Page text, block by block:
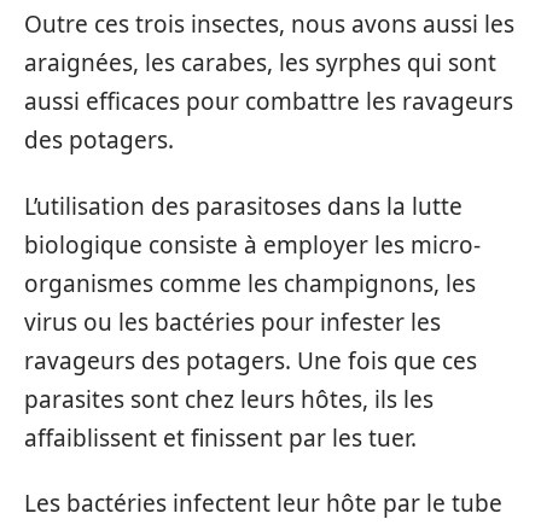
Outre ces trois insectes, nous avons aussi les
araignées, les carabes, les syrphes qui sont
aussi efficaces pour combattre les ravageurs
des potagers.
L’utilisation des parasitoses dans la lutte
biologique consiste à employer les micro-
organismes comme les champignons, les
virus ou les bactéries pour infester les
ravageurs des potagers. Une fois que ces
parasites sont chez leurs hôtes, ils les
affaiblissent et finissent par les tuer.
Les bactéries infectent leur hôte par le tube